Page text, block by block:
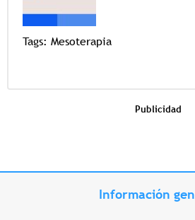
Tags: Mesoterapia
Publicidad
Información